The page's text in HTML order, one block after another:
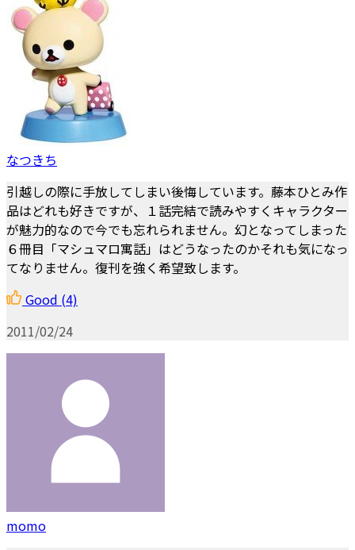
なつきち
引越しの際に手放してしまい後悔しています。藤本ひとみ作
品はどれも好きですが、１話完結で読みやすくキャラクター
が魅力的なので今でも忘れられません。幻となってしまった
６冊目「マシュマロ寓話」はどうなったのかそれも気になっ
てなりません。復刊を強く希望致します。
Good (4)
2011/02/24
momo